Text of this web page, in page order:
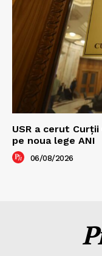
USR a cerut
pe noua lege ANI
06/08/2026